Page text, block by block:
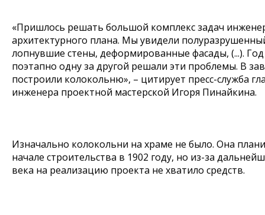
«Пришлось решать большой комплекс задач
архитектурного плана. Мы увидели
лопнувшие стены, деформированные фасады, (...).
поэтапно одну за другой решали эти проблемы. В
построили колокольню», – цитирует пресс-служба
инженера проектной мастерской Игоря Пинайкина.
Изначально колокольни на храме не было. Она
начале строительства в 1902 году, но из-за
века на реализацию проекта не хватило средств.